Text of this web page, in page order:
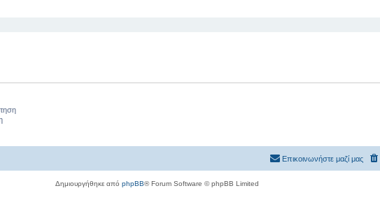
Επικοινωνήστε μαζί μας
Δημιουργήθηκε από phpBB® Forum Software © phpBB Limited